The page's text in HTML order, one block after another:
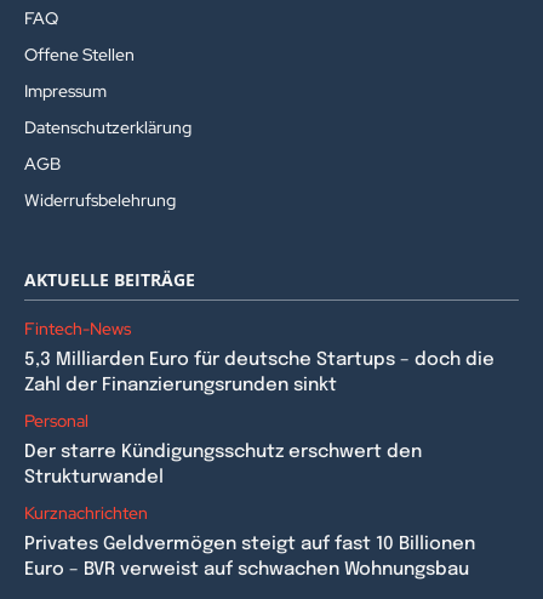
FAQ
Offene Stellen
Impressum
Datenschutzerklärung
AGB
Widerrufsbelehrung
AKTUELLE BEITRÄGE
Fintech-News
5,3 Milliarden Euro für deutsche Startups – doch die
Zahl der Finanzierungsrunden sinkt
Personal
Der starre Kündigungsschutz erschwert den
Strukturwandel
Kurznachrichten
Privates Geldvermögen steigt auf fast 10 Billionen
Euro – BVR verweist auf schwachen Wohnungsbau